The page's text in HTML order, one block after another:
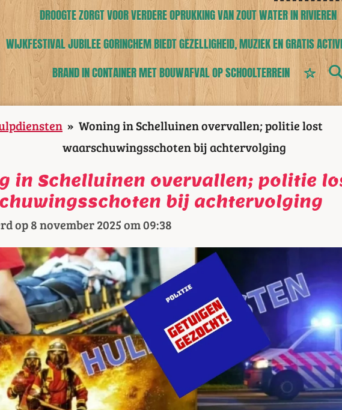
DROOGTE ZORGT VOOR VERDERE OPRUKKING VAN ZOUT WATER IN RIVIEREN
WIJKFESTIVAL JUBILEE GORINCHEM BIEDT GEZELLIGHEID, MUZIEK EN GRATIS
BRAND IN CONTAINER MET BOUWAFVAL OP SCHOOLTERREIN
» Woning in Schelluinen overvallen; politie lost
waarschuwingsschoten bij achtervolging
in Schelluinen overvallen; politie
bij achtervolging
op 8 november 2025 om 09:38